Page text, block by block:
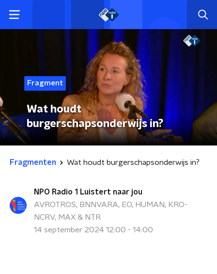
Fragment
Wat houdt
burgerschapsonderwijs in?
Fragmenten Wat houdt burgerschapsonderwijs in?
NPO Radio 1 Luistert naar jou
AVROTROS, BNNVARA, EO, HUMAN, KRO-
NCRV, MAX & NTR
14 september 2024 12:00 - 14:00